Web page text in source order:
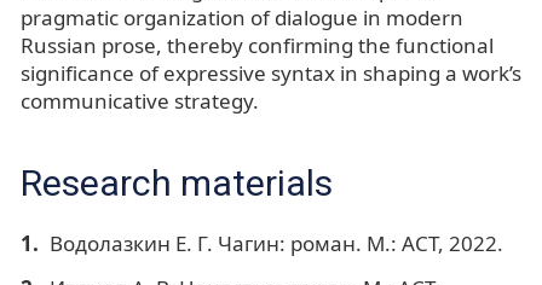
pragmatic organization of dialogue in modern
Russian prose, thereby confirming the functional
significance of expressive syntax in shaping a work’s
communicative strategy.
Research materials
Водолазкин Е. Г. Чагин: роман. М.: АСТ, 2022.